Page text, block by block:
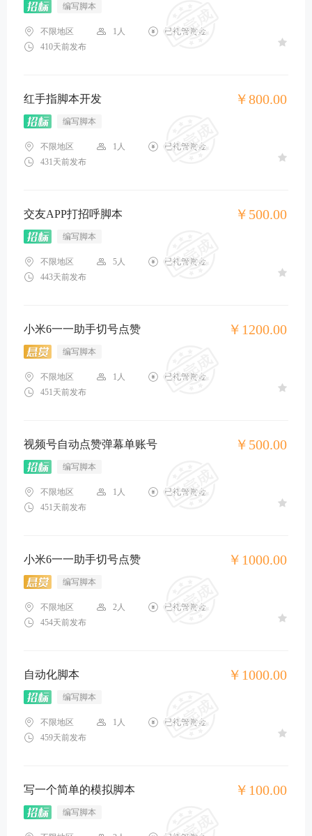
编写脚本
不限地区 1人
已托管赏金
410天前发布
红手指脚本开发 ￥800.00
编写脚本
不限地区 1人
已托管赏金
431天前发布
交友APP打招呼脚本 ￥500.00
编写脚本
不限地区 5人
已托管赏金
443天前发布
小米6一一助手切号点赞 ￥1200.00
编写脚本
不限地区 1人
已托管赏金
451天前发布
视频号自动点赞弹幕单账号 ￥500.00
编写脚本
不限地区 1人
已托管赏金
451天前发布
小米6一一助手切号点赞 ￥1000.00
编写脚本
不限地区 2人
已托管赏金
454天前发布
自动化脚本 ￥1000.00
编写脚本
不限地区 1人
已托管赏金
459天前发布
写一个简单的模拟脚本 ￥100.00
编写脚本